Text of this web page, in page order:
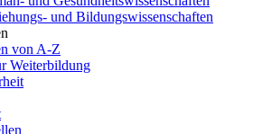
und Bildungswissenschaften
von A-Z
Weiterbildung